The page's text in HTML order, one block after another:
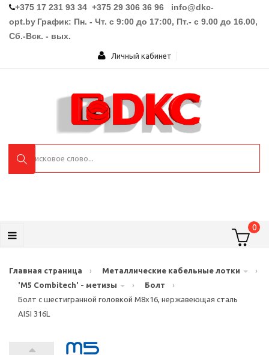
+375 17 231 93 34 +375 29 306 36 96 info@dkc-
opt.by График: Пн. - Чт. с 9:00 до 17:00, Пт.- с 9.00 до 16.00,
Сб.-Вск. - вых.
Личный кабинет
0
Главная страница › Металлические кабельные лотки
›
'M5 Combitech' - метизы
› Болт
›
Болт с шестигранной головкой М8х16, нержавеющая сталь
AISI 316L